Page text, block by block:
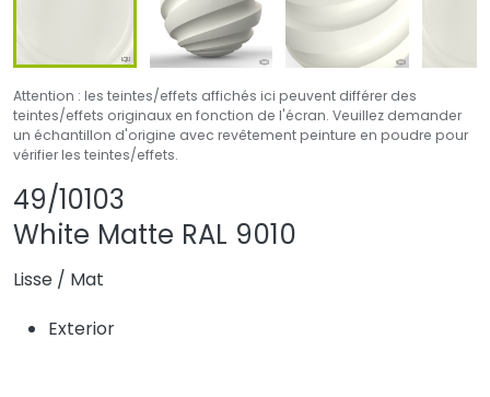
Attention : les teintes/effets affichés ici peuvent différer des
teintes/effets originaux en fonction de l'écran. Veuillez demander
un échantillon d'origine avec revêtement peinture en poudre pour
vérifier les teintes/effets.
49/10103
White Matte RAL 9010
Lisse / Mat
Exterior